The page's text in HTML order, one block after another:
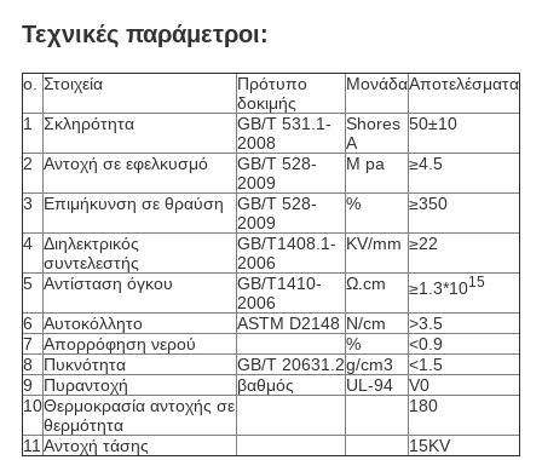
Τεχνικές παράμετροι:
ο. Στοιχεία
Πρότυπο
δοκιμής
ΜονάδαΑποτελέσματα
1 Σκληρότητα
GB/T 531.1-
2008
Shores
A
50±10
2 Αντοχή σε εφελκυσμό
GB/T 528-
2009
M pa ≥4.5
3 Επιμήκυνση σε θραύση
GB/T 528-
2009
% ≥350
4 Διηλεκτρικός
συντελεστής
GB/T1408.1-
2006
KV/mm ≥22
5 Αντίσταση όγκου
GB/T1410-
2006
Ω.cm ≥1.3*1015
6 Αυτοκόλλητο ASTM D2148 N/cm
>3.5
7
Απορρόφηση νερού %
<0.9
8
Πυκνότητα GB/T 20631.2g/cm3
<1.5
9
Πυραντοχή βαθμός UL-94
V0
10Θερμοκρασία αντοχής σε
θερμότητα
180
11Αντοχή τάσης 15KV